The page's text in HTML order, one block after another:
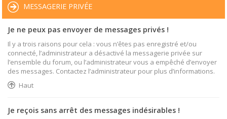
MESSAGERIE PRIVÉE
Je ne peux pas envoyer de messages privés !
Il y a trois raisons pour cela : vous n’êtes pas enregistré et/ou
connecté, l’administrateur a désactivé la messagerie privée sur
l’ensemble du forum, ou l’administrateur vous a empêché d’envoyer
des messages. Contactez l’administrateur pour plus d’informations.
Haut
Je reçois sans arrêt des messages indésirables !